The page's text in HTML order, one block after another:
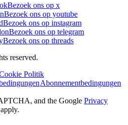
Bezoek ons op x
Bezoek ons op youtube
Bezoek ons op instagram
Bezoek ons op telegram
Bezoek ons op threads
reserved.
Politik
Abonnementbedingungen
and the Google Privacy
apply.